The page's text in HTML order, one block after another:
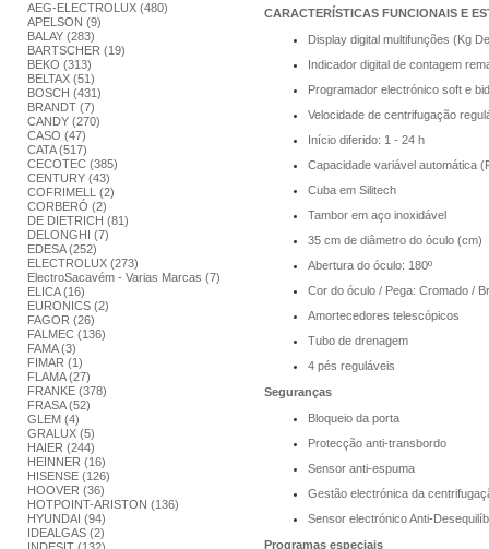
AEG-ELECTROLUX (480)
APELSON (9)
BALAY (283)
BARTSCHER (19)
BEKO (313)
BELTAX (51)
BOSCH (431)
BRANDT (7)
CANDY (270)
CASO (47)
CATA (517)
CECOTEC (385)
CENTURY (43)
COFRIMELL (2)
CORBERÓ (2)
DE DIETRICH (81)
DELONGHI (7)
EDESA (252)
ELECTROLUX (273)
ElectroSacavém - Varias Marcas (7)
ELICA (16)
EURONICS (2)
FAGOR (26)
FALMEC (136)
FAMA (3)
FIMAR (1)
FLAMA (27)
FRANKE (378)
FRASA (52)
GLEM (4)
GRALUX (5)
HAIER (244)
HEINNER (16)
HISENSE (126)
HOOVER (36)
HOTPOINT-ARISTON (136)
HYUNDAI (94)
IDEALGAS (2)
CARACTERÍSTICAS FUNCIONAIS E
Display digital multifunções (Kg
Indicador digital de contagem
Programador electrónico soft e
Velocidade de centrifugação
Início diferido: 1 - 24 h
Capacidade variável automática
Cuba em Silitech
Tambor em aço inoxidável
35 cm de diâmetro do óculo (cm)
Abertura do óculo: 180º
Cor do óculo / Pega: Cromado /
Amortecedores telescópicos
Tubo de drenagem
4 pés reguláveis
Seguranças
Bloqueio da porta
Protecção anti-transbordo
Sensor anti-espuma
Gestão electrónica da
Sensor electrónico Anti-
Programas especiais